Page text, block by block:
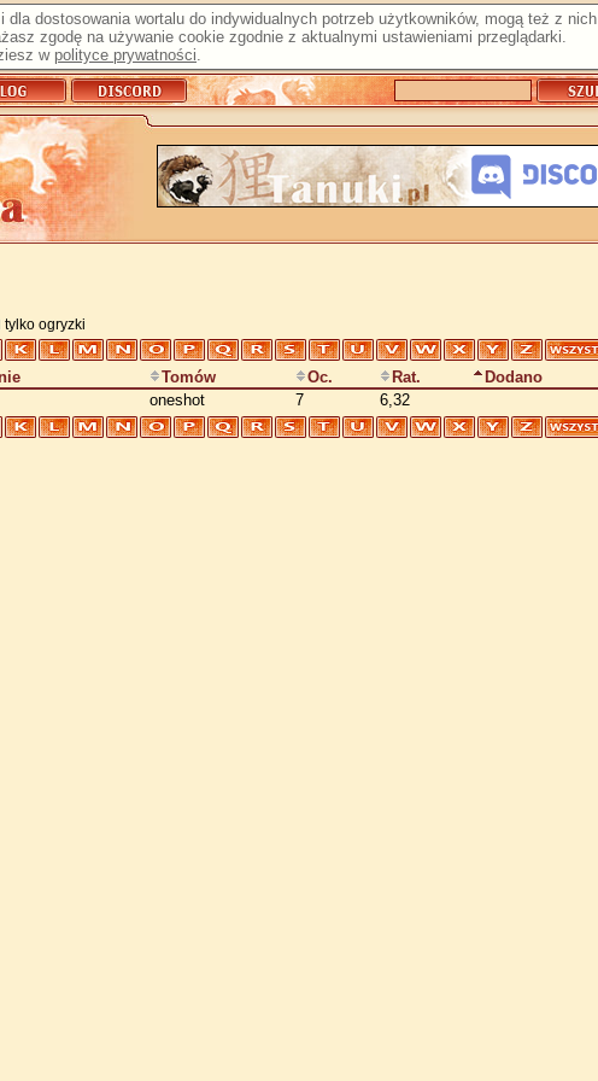
dostosowania wortalu do indywidualnych potrzeb użytkowników, mogą też z nich
zgodę na używanie cookie zgodnie z aktualnymi ustawieniami przeglądarki.
w polityce prywatności.
tylko ogryzki
Tomów Oc. Rat.
Dodano
oneshot 7 6,32